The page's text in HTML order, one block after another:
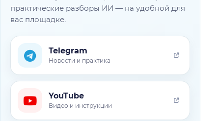
практические разборы ИИ — на удобной для
вас площадке.
Telegram
Новости и практика
YouTube
Видео и инструкции